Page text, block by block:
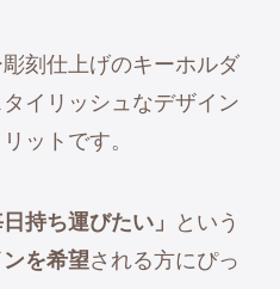
刻仕上げのキーホルダ
イリッシュなデザイン
ットです。
持ち運びたい」
という
を希望される方にぴっ